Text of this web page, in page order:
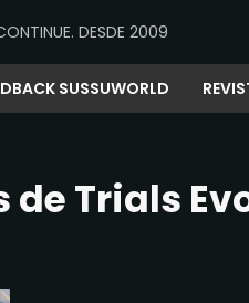
DESDE 2009
SUSSUWORLD
Trials